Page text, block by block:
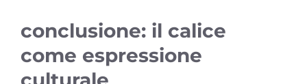
conclusione: il calice
come espressione